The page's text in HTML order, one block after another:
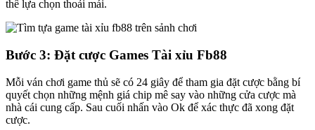
thể lựa chọn thoải mái.
Bước 3: Đặt cược Games Tài xỉu Fb88
Mỗi ván chơi game thủ sẽ có 24 giây để tham gia đặt cược bằng bí
quyết chọn những mệnh giá chip mê say vào những cửa cược mà
nhà cái cung cấp. Sau cuối nhấn vào Ok để xác thực đã xong đặt
cược.